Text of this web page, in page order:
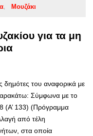
Μουζάκι
για τα μη
δημότες του αναφορικά με
Σύμφωνα με το
(Α’ 133) (Πρόγραμμα
από τέλη
στα οποία